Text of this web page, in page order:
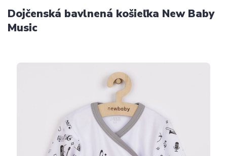
Dojčenská bavlnená košieľka New Baby
Music